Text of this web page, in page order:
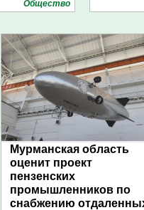
Общество
Мурманская область
оценит проект
пензенских
промышленников по
снабжению